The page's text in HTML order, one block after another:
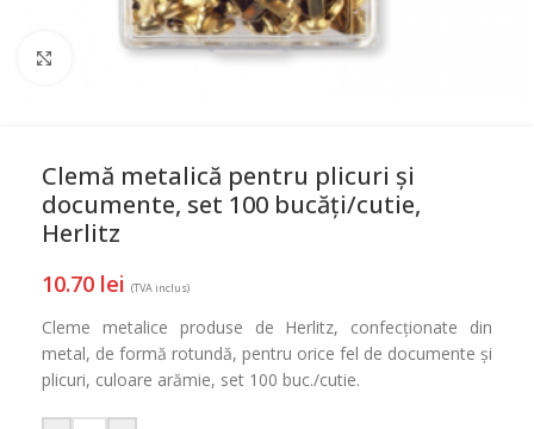
Mareste
Clemă metalică pentru plicuri și
documente, set 100 bucăți/cutie,
Herlitz
10.70 lei (TVA inclus)
Cleme metalice produse de Herlitz, confecționate din
metal, de formă rotundă, pentru orice fel de documente și
plicuri, culoare arămie, set 100 buc./cutie.